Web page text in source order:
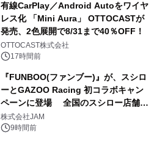
有線CarPlay／Android Autoをワイヤ
レス化 「Mini Aura」 OTTOCASTが
発売、2色展開で8/31まで40％OFF！
OTTOCAST株式会社
17時間前
『FUNBOO(ファンブー)』が、スシロ
ーとGAZOO Racing 初コラボキャン
ペーンに登場 全国のスシロー店舗で
GR 4車種の FUNBOO(ミニカー)付き
メニューが展開されます
株式会社JAM
9時間前